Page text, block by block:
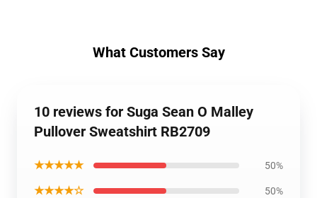
What Customers Say
10 reviews for Suga Sean O Malley
Pullover Sweatshirt RB2709
★★★★★ 50%
★★★★☆ 50%